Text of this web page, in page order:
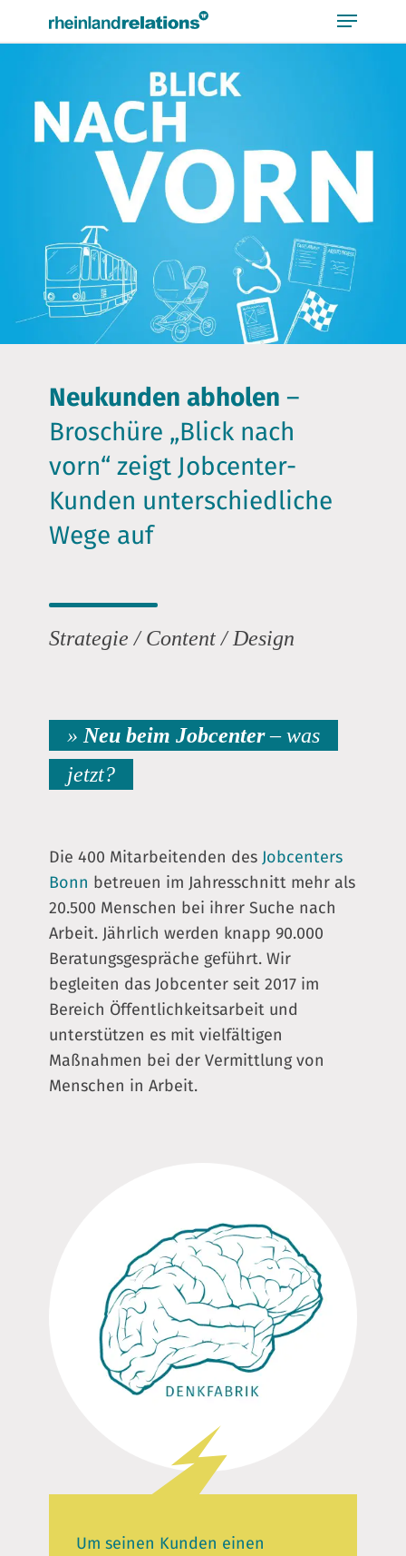
beachten
Zugänglichkeitssystem
verwendet.
Neukunden abholen –
Broschüre „Blick nach
vorn“ zeigt Jobcenter-
Kunden unterschiedliche
Wege auf
Strategie / Content / Design
»Neu beim Jobcenter– was
jetzt?
Die 400 Mitarbeitenden des Jobcenters
Bonn betreuen im Jahresschnitt mehr als
20.500 Menschen bei ihrer Suche nach
Arbeit. Jährlich werden knapp 90.000
Beratungsgespräche geführt. Wir
begleiten das Jobcenter seit 2017 im
Bereich Öffentlichkeitsarbeit und
unterstützen es mit vielfältigen
Maßnahmen bei der Vermittlung von
Menschen in Arbeit.
Um seinen Kunden einen